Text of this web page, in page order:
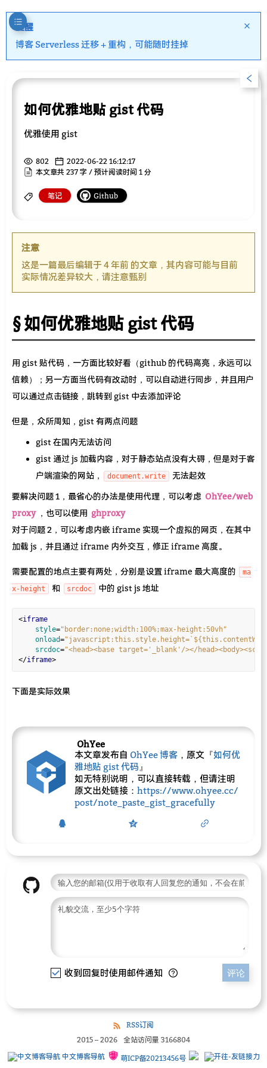
提醒
博客 Serverless 迁移 + 重构，可能随时挂掉
如何优雅地贴 gist 代码
优雅使用 gist
802
2022-06-22 16:12:17
本文章共 237 字 / 预计阅读时间 1 分
笔记 Github
注意
这是一篇最后编辑于 4 年前 的文章，其内容可能与目前
实际情况差异较大，请注意甄别
如何优雅地贴 gist 代码
用 gist 贴代码，一方面比较好看（github 的代码高亮，永远可以
信赖）；另一方面当代码有改动时，可以自动进行同步，并且用户
可以通过点击链接，跳转到 gist 中去添加评论
但是，众所周知，gist 有两点问题
gist 在国内无法访问
gist 通过 js 加载内容，对于静态站点没有大碍，但是对于客
户端渲染的网站，
document.write 无法起效
要解决问题 1，最省心的办法是使用代理，可以考虑 OhYee/web
proxy ，也可以使用 ghproxy
对于问题 2，可以考虑内嵌 iframe 实现一个虚拟的网页，在其中
加载 js，并且通过 iframe 内外交互，修正 iframe 高度。
需要配置的地点主要有两处，分别是设置 iframe 最大高度的
ma
x-height
和 srcdoc 中的 gist js 地址
<iframe
style="border:none;width:100%;max-height:50vh"
onload=
srcdoc="<head><base target='_blank'/></
</iframe
下面是实际效果
OhYee
本文章发布自 OhYee 博客 ，原文『如何优
雅地贴 gist 代码 』
如无特别说明，可以直接转载，但请注明
原文出处链接： https://www.ohyee.cc/
post/note_paste_gist_gracefully
收到回复时使用邮件通知 评论
RSS订阅
2015 – 2026 全站访问量 3166804
中文博客导航
萌ICP备20213456号